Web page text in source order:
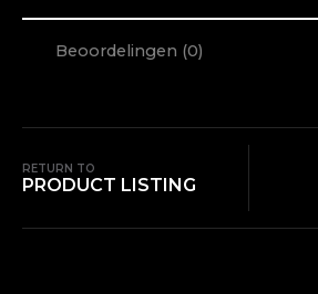
Beoordelingen (0)
RETURN TO
PRODUCT LISTING